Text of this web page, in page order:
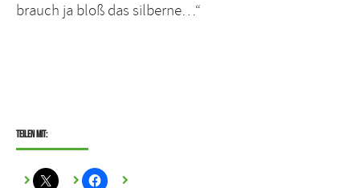
brauch ja bloß das silberne…“
Teilen mit: